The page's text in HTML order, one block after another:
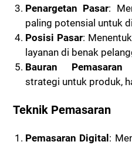
Penargetan Pasar:
paling potensial untuk
Posisi Pasar:
layanan di benak
Bauran Pemasaran
strategi untuk produk,
Teknik Pemasaran
Pemasaran Digital :